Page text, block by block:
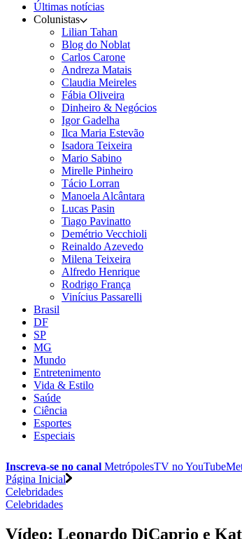
Últimas notícias
Colunistas
Lilian Tahan
Blog do Noblat
Carlos Carone
Andreza Matais
Claudia Meireles
Fábia Oliveira
Dinheiro & Negócios
Igor Gadelha
Ilca Maria Estevão
Isadora Teixeira
Mario Sabino
Mirelle Pinheiro
Tácio Lorran
Manoela Alcântara
Lucas Pasin
Tiago Pavinatto
Demétrio Vecchioli
Reinaldo Azevedo
Milena Teixeira
Alfredo Henrique
Rodrigo França
Vinícius Passarelli
Brasil
DF
SP
MG
Mundo
Entretenimento
Vida & Estilo
Saúde
Ciência
Esportes
Especiais
Inscreva-se no canal MetrópolesTV noYouTube
Página Inicial
Celebridades
Celebridades
Vídeo: Leonardo DiCaprio e